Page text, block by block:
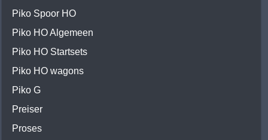
Piko Spoor HO
Piko HO Algemeen
Piko HO Startsets
Piko HO wagons
Piko G
Preiser
Proses